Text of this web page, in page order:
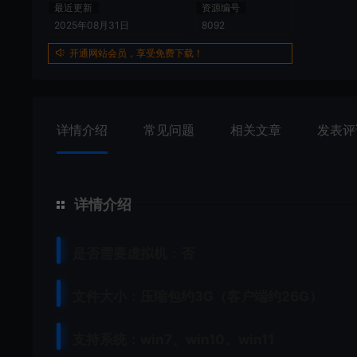
最近更新
2025年08月31日
资源编号
8092
开通网站会员，享受免费下载！
详情介绍 常见问题 相关文章 发表
详情介绍